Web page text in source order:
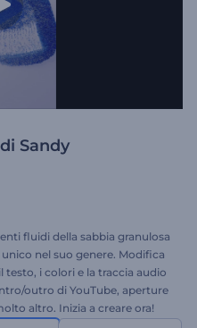
Sandy
fluidi della sabbia granulosa
nel suo genere. Modifica
i colori e la traccia audio
outro di YouTube, aperture
altro. Inizia a creare ora!